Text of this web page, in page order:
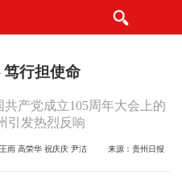
行担使命
产党成立105周年大会上的
引发热烈反响
雨 高荣华 祝庆庆 尹洁 来源：贵州日报